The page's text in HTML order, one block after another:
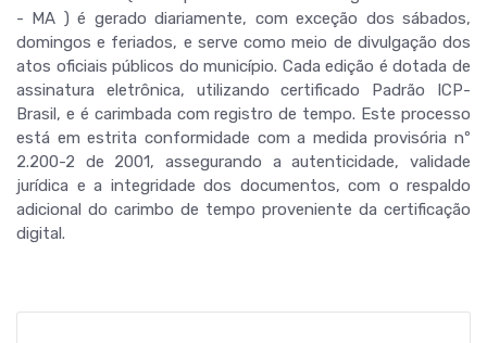
- MA ) é gerado diariamente, com exceção dos sábados,
domingos e feriados, e serve como meio de divulgação dos
atos oficiais públicos do município. Cada edição é dotada de
assinatura eletrônica, utilizando certificado Padrão ICP-
Brasil, e é carimbada com registro de tempo. Este processo
está em estrita conformidade com a medida provisória nº
2.200-2 de 2001, assegurando a autenticidade, validade
jurídica e a integridade dos documentos, com o respaldo
adicional do carimbo de tempo proveniente da certificação
digital.